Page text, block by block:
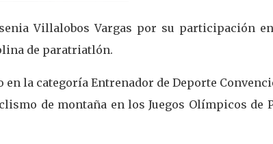
Villalobos Vargas por su participación
de paratriatlón.
la categoría Entrenador de Deporte
de montaña en los Juegos Olímpicos de